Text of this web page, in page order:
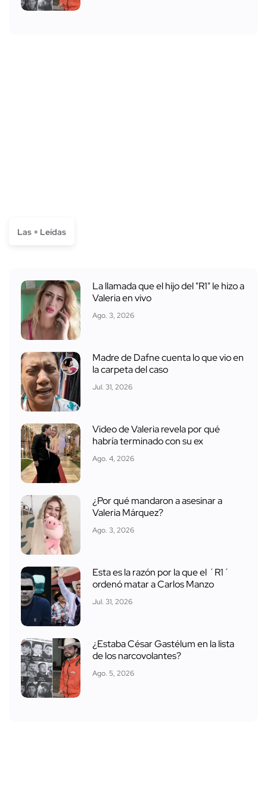
Las + Leídas
La llamada que el hijo del "R1" le hizo a
Valeria en vivo
Ago. 3, 2026
Madre de Dafne cuenta lo que vio en
la carpeta del caso
Jul. 31, 2026
Video de Valeria revela por qué
habría terminado con su ex
Ago. 4, 2026
¿Por qué mandaron a asesinar a
Valeria Márquez?
Ago. 3, 2026
Esta es la razón por la que el ´R1´
ordenó matar a Carlos Manzo
Jul. 31, 2026
¿Estaba César Gastélum en la lista
de los narcovolantes?
Ago. 5, 2026